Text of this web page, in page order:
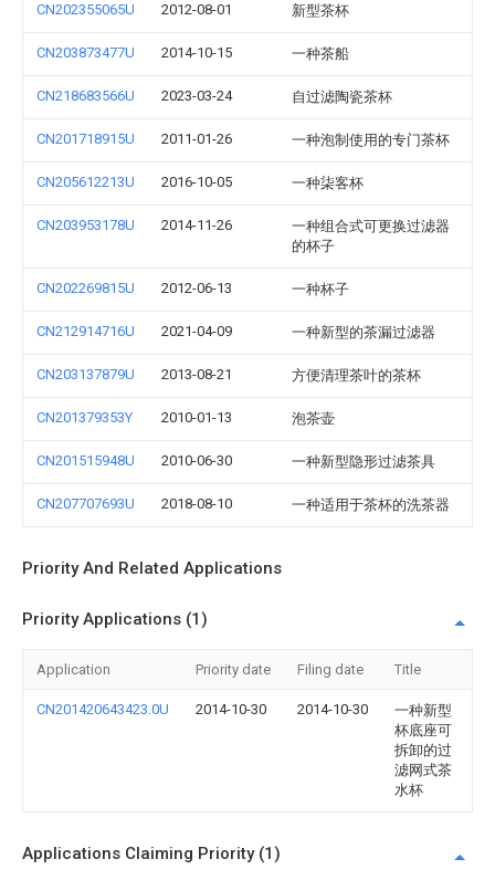
CN202355065U 2012-08-01 新型茶杯
CN203873477U 2014-10-15 一种茶船
CN218683566U 2023-03-24 自过滤陶瓷茶杯
CN201718915U 2011-01-26 一种泡制使用的专门茶杯
CN205612213U 2016-10-05 一种柒客杯
CN203953178U 2014-11-26
一种组合式可更换过滤器
的杯子
CN202269815U 2012-06-13 一种杯子
CN212914716U 2021-04-09 一种新型的茶漏过滤器
CN203137879U 2013-08-21 方便清理茶叶的茶杯
CN201379353Y 2010-01-13 泡茶壶
CN201515948U 2010-06-30 一种新型隐形过滤茶具
CN207707693U 2018-08-10 一种适用于茶杯的洗茶器
Priority And Related Applications
Priority Applications (1)
Application Priority date Filing date Title
CN201420643423.0U 2014-10-30 2014-10-30
一种新型
杯底座可
拆卸的过
滤网式茶
水杯
Applications Claiming Priority (1)